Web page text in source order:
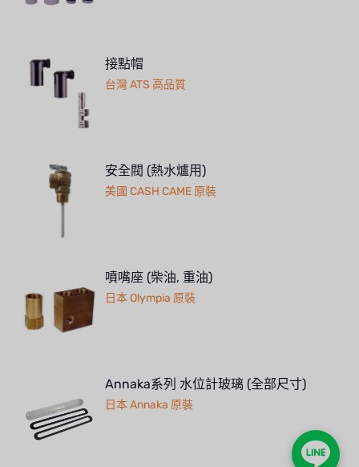
接點帽
台灣 ATS 高品質
安全閥 (熱水爐用)
美國 CASH CAME 原裝
噴嘴座 (柴油, 重油)
日本 Olympia 原裝
Annaka系列 水位計玻璃 (全部尺寸)
日本 Annaka 原裝